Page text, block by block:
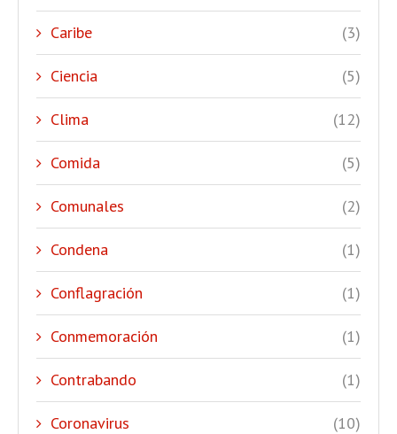
Caribe (3)
Ciencia (5)
Clima (12)
Comida (5)
Comunales (2)
Condena (1)
Conflagración (1)
Conmemoración (1)
Contrabando (1)
Coronavirus (10)